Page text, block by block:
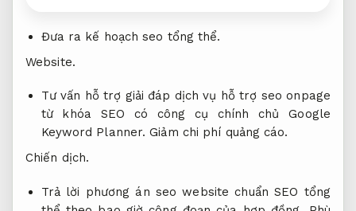
Đưa ra kế hoạch seo tổng thể.
Website.
Tư vấn hỗ trợ giải đáp dịch vụ hỗ trợ seo onpage
từ khóa SEO có công cụ chính chủ Google
Keyword Planner.Giảm chi phí quảng cáo.
Chiến dịch.
Trả lời phương án seo website chuẩn SEO tổng